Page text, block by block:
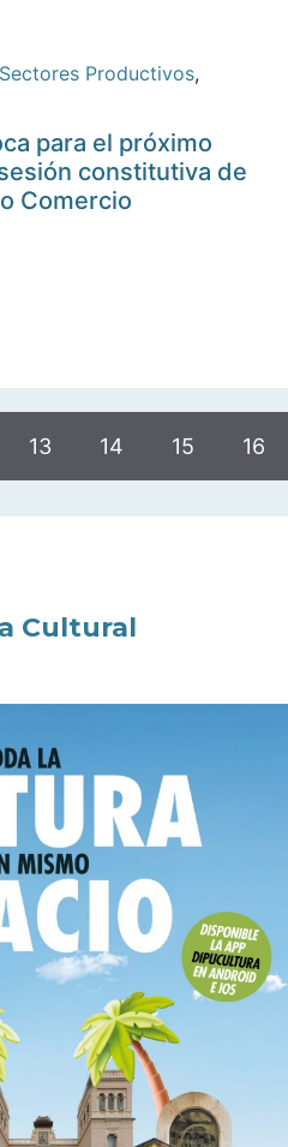
Productivos,
para el próximo
constitutiva de
Comercio
13 14 15 16
Cultural